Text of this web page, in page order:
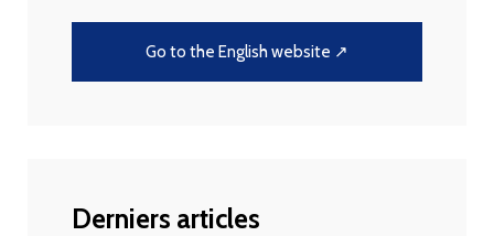
Go to the English website ↗
Derniers articles